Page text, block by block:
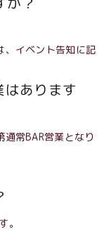
、イベント告知に記
はあります
常BAR営業となり
。